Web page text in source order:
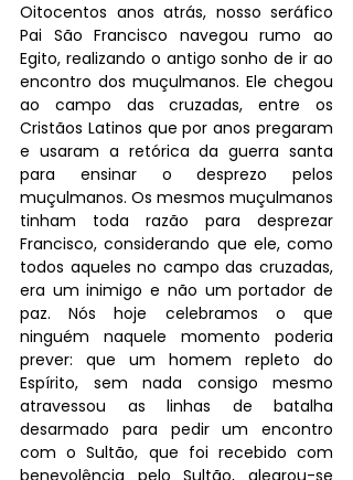
Oitocentos anos atrás, nosso seráfico
Pai São Francisco navegou rumo ao
Egito, realizando o antigo sonho de ir ao
encontro dos muçulmanos. Ele chegou
ao campo das cruzadas, entre os
Cristãos Latinos que por anos pregaram
e usaram a retórica da guerra santa
para ensinar o desprezo pelos
muçulmanos. Os mesmos muçulmanos
tinham toda razão para desprezar
Francisco, considerando que ele, como
todos aqueles no campo das cruzadas,
era um inimigo e não um portador de
paz. Nós hoje celebramos o que
ninguém naquele momento poderia
prever: que um homem repleto do
Espírito, sem nada consigo mesmo
atravessou as linhas de batalha
desarmado para pedir um encontro
com o Sultão, que foi recebido com
benevolência pelo Sultão, alegrou-se